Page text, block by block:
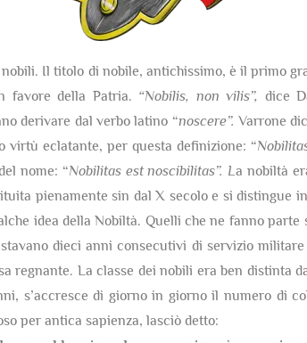
Il titolo di nobile, antichissimo, è il primo
favore della Patria. “Nobilis, non vilis”, dice
derivare dal verbo latino “noscere”.Varrone
eclatante, per questa definizione: “
nome: “Nobilitas est noscibilitas”. La nobiltà
pienamente sin dal X secolo e si distingue
idea della Nobiltà. Quelli che ne fanno parte
dieci anni consecutivi di servizio
regnante. La classe dei nobili era ben distinta
s’accresce di giorno in giorno il numero di
per antica sapienza, lasciò detto: